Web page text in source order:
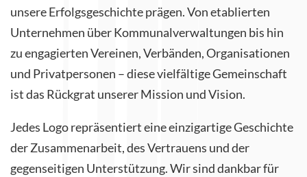
unsere Erfolgsgeschichte prägen. Von etablierten
Unternehmen über Kommunalverwaltungen bis hin
zu engagierten Vereinen, Verbänden, Organisationen
und Privatpersonen – diese vielfältige Gemeinschaft
ist das Rückgrat unserer Mission und Vision.
Jedes Logo repräsentiert eine einzigartige Geschichte
der Zusammenarbeit, des Vertrauens und der
gegenseitigen Unterstützung. Wir sind dankbar für